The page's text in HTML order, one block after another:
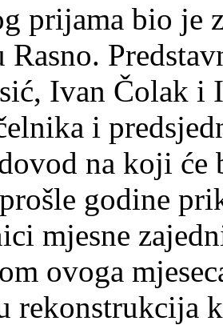
prijama bio je
Ivan Čolak i
i
na koji
godine
mjesne
ovoga
rekonstrukcija